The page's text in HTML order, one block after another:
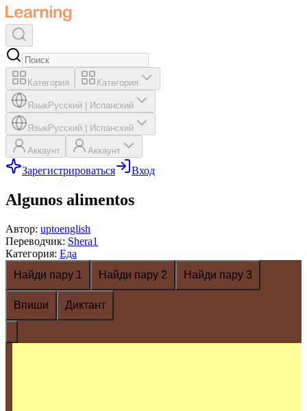
Категория Категория
ЯзыкРусский Испанский
ЯзыкРусский Испанский
Аккаунт Аккаунт
Зарегистрироваться Вход
Algunos alimentos
Автор: uptoenglish
Переводчик: Shera1
Категория: Еда
Найди пару 1
Найди пару 2 Найди пару 3
Впиши Диктант